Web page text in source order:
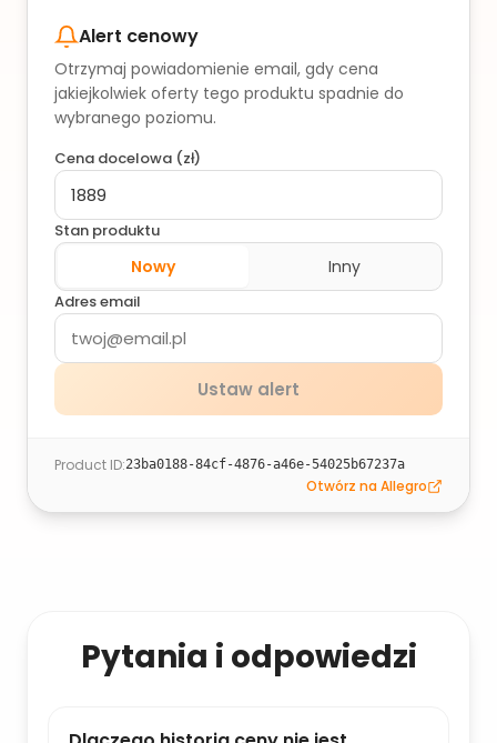
Alert cenowy
Otrzymaj powiadomienie email, gdy cena
jakiejkolwiek oferty tego produktu spadnie do
wybranego poziomu.
Cena docelowa (zł)
Stan produktu
Nowy Inny
Adres email
Ustaw alert
Product ID:23ba0188-84cf-4876-a46e-54025b67237a
Otwórz na Allegro
Pytania i odpowiedzi